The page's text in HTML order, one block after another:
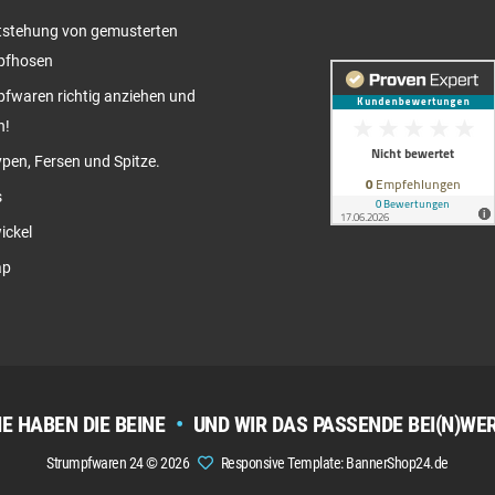
von gemusterten
richtig anziehen und
Fersen und Spitze.
HABEN DIE BEINE • UND WIR DAS PASSENDE
Strumpfwaren 24 © 2026 Responsive Template: BannerShop24.de